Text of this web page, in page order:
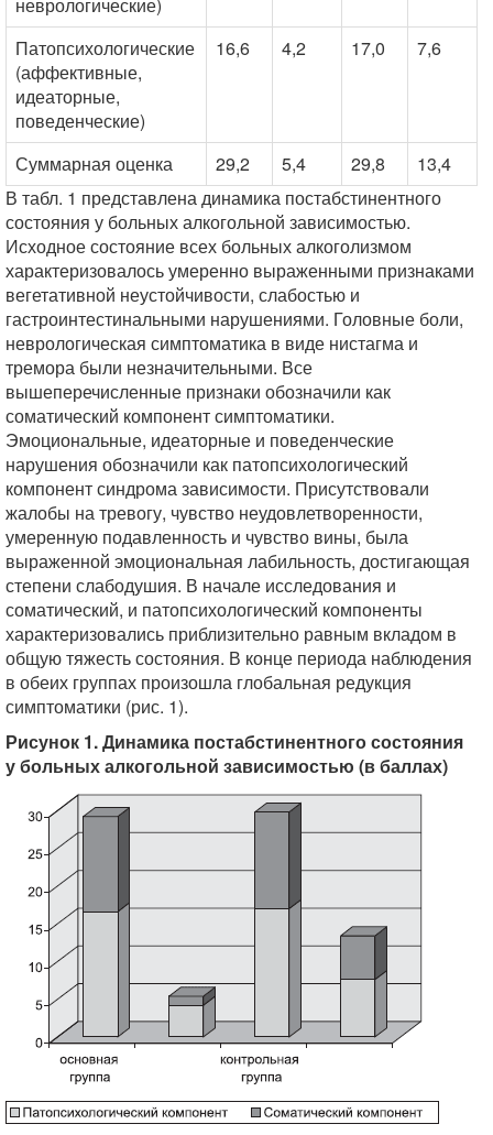
Патопсихологические
(аффективные,
идеаторные,
поведенческие)
16,6 4,2 17,0 7,6
Суммарная оценка 29,2 5,4 29,8
13,4
В табл. 1 представлена динамика постабстинентного
состояния у больных алкогольной зависимостью.
Исходное состояние всех больных алкоголизмом
характеризовалось умеренно выраженными признаками
вегетативной неустойчивости, слабостью и
гастроинтестинальными нарушениями. Головные боли,
неврологическая симптоматика в виде нистагма и
тремора были незначительными. Все
вышеперечисленные признаки обозначили как
соматический компонент симптоматики.
Эмоциональные, идеаторные и поведенческие
нарушения обозначили как патопсихологический
компонент синдрома зависимости. Присутствовали
жалобы на тревогу, чувство неудовлетворенности,
умеренную подавленность и чувство вины, была
выраженной эмоциональная лабильность, достигающая
степени слабодушия. В начале исследования и
соматический, и патопсихологический компоненты
характеризовались приблизительно равным вкладом в
общую тяжесть состояния. В конце периода наблюдения
в обеих группах произошла глобальная редукция
симптоматики (рис. 1).
Рисунок 1. Динамика постабстинентного состояния
у больных алкогольной зависимостью (в баллах)